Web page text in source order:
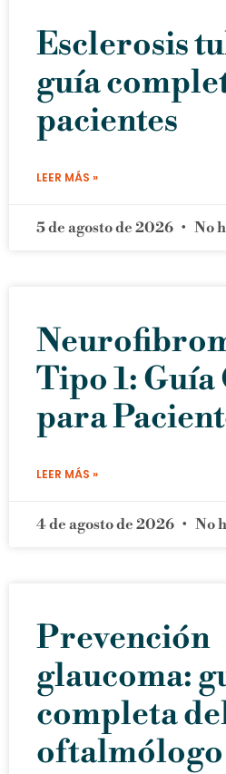
Esclerosis
guía
pacientes
LEER MÁS »
5 de agosto de 2026 No
Tipo 1:
para
LEER MÁS »
4 de agosto de 2026 No
Prevención
glaucoma:
completa
oftalmólogo